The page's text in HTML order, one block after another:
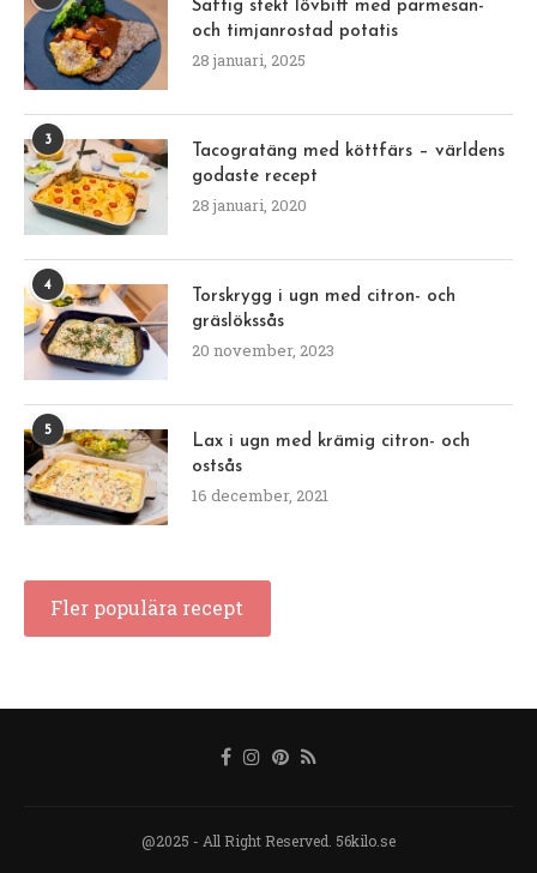
Saftig stekt lövbiff med parmesan-
och timjanrostad potatis
28 januari, 2025
3
Tacogratäng med köttfärs – världens
godaste recept
28 januari, 2020
4
Torskrygg i ugn med citron- och
gräslökssås
20 november, 2023
5
Lax i ugn med krämig citron- och
ostsås
16 december, 2021
Fler populära recept
@2025 - All Right Reserved. 56kilo.se